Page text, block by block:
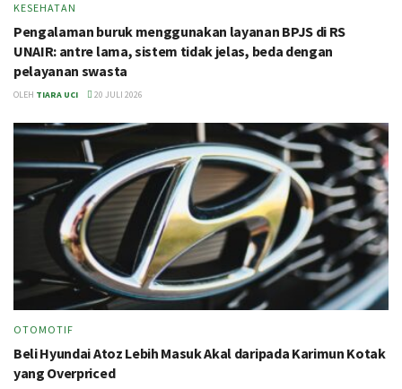
KESEHATAN
Pengalaman buruk menggunakan layanan BPJS di RS
UNAIR: antre lama, sistem tidak jelas, beda dengan
pelayanan swasta
OLEH TIARA UCI 20 JULI 2026
OTOMOTIF
Beli Hyundai Atoz Lebih Masuk Akal daripada Karimun Kotak
yang Overpriced